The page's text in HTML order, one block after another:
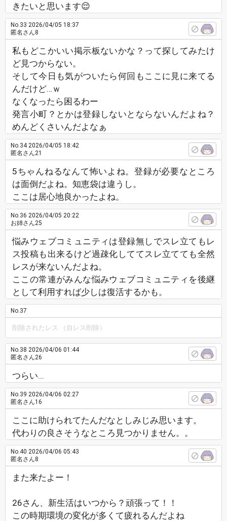
きたいと思います😌
No.33 2026/04/05 18:37
匿名さん8
私もどこかいい掲示板ないかな？って探してみたけ
ど見つからない。
そして今日も気がついたら何回もここに見に来てる
んだけど…ｗ
なくなったら困るわー
発言小町？とかは登録しないとならないんだよね？
めんどくさいんだよなぁ
No.342026/04/05 18:42
匿名さん21
5ちゃんねるなんて怖いよね。登録が必要なところ
は面倒だよね。知恵袋は違うし。
ここは居心地良かったよね。
No.36 2026/04/05 20:22
お姉さん25
悩みウェブコミュニティは登録無しでスレ立てもレ
ス投稿も出来るけど過疎化しててスレ立てても全然
レスが来ないんだよね。
ここの常連がみんな悩みウェブコミュニティを後継
として利用すれば少しは復活するかも。
No.37
削除されたレス （自レス削除）
No.38 2026/04/06 01:44
匿名さん26
つらい...
No.39 2026/04/06 02:27
匿名さん16
ここに助けられてたんだなとしみじみ思います。
代わりの良さそうなところ見つかりません。。
No.40 2026/04/06 05:43
匿名さん8
また来たよー！
26さん、新生活はいつから？頑張って！！
この時期環境の変化が多くて疲れるんだよね